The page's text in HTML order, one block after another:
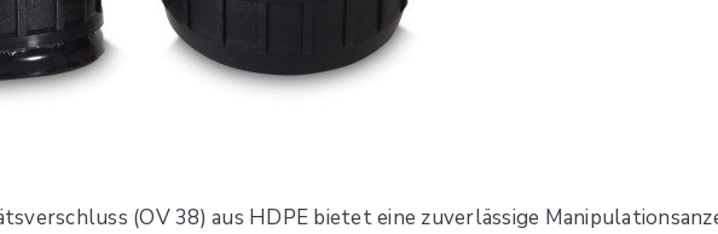
(OV 38) aus HDPE bietet eine zuverlässige